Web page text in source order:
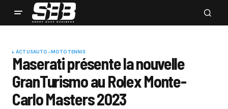
ACTUSAUTO-MOTO TENNIS
Maserati présente la nouvelle
GranTurismo au Rolex Monte-
Carlo Masters 2023